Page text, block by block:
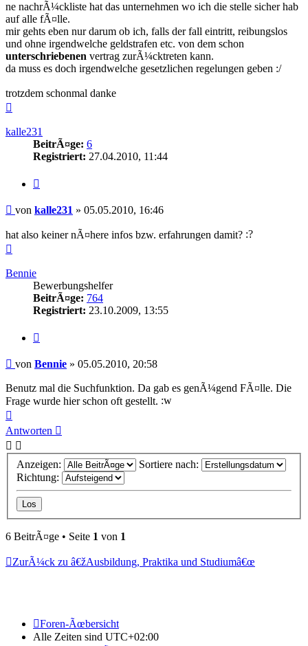
ne nachrÃ¼ckliste hat das unternehmen wo ich die stelle sicher hab
auf alle fÃ¤lle.
mir gehts eben nur darum ob ich, falls der fall eintritt, reibungslos
und ohne irgendwelche geldstrafen etc. von dem schon
unterschriebenen vertrag zurÃ¼cktreten kann.
da muss es doch irgendwelche gesetzlichen regelungen geben :/
trotzdem schonmal danke
kalle231
BeitrÃ¤ge: 6
Registriert: 27.04.2010, 11:44
Beitrag
von kalle231 » 05.05.2010, 16:46
hat also keiner nÃ¤here infos bzw. erfahrungen damit?
Bennie
Bewerbungshelfer
BeitrÃ¤ge: 764
Registriert: 23.10.2009, 13:55
Beitrag
von Bennie » 05.05.2010, 20:58
Benutz mal die Suchfunktion. Da gab es genÃ¼gend FÃ¤lle. Die
Frage wurde hier schon oft gestellt.
oben
Antworten
Anzeigen:
Sortiere nach:
Richtung:
6 BeitrÃ¤ge • Seite 1 von 1
ZurÃ¼ck zu â€žAusbildung, Praktika und Studiumâ€œ
Foren-Ãœbersicht
Alle Zeiten sind UTC+02:00